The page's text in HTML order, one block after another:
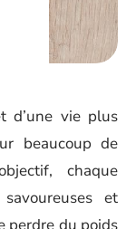
d’une vie plus
beaucoup de
chaque
et